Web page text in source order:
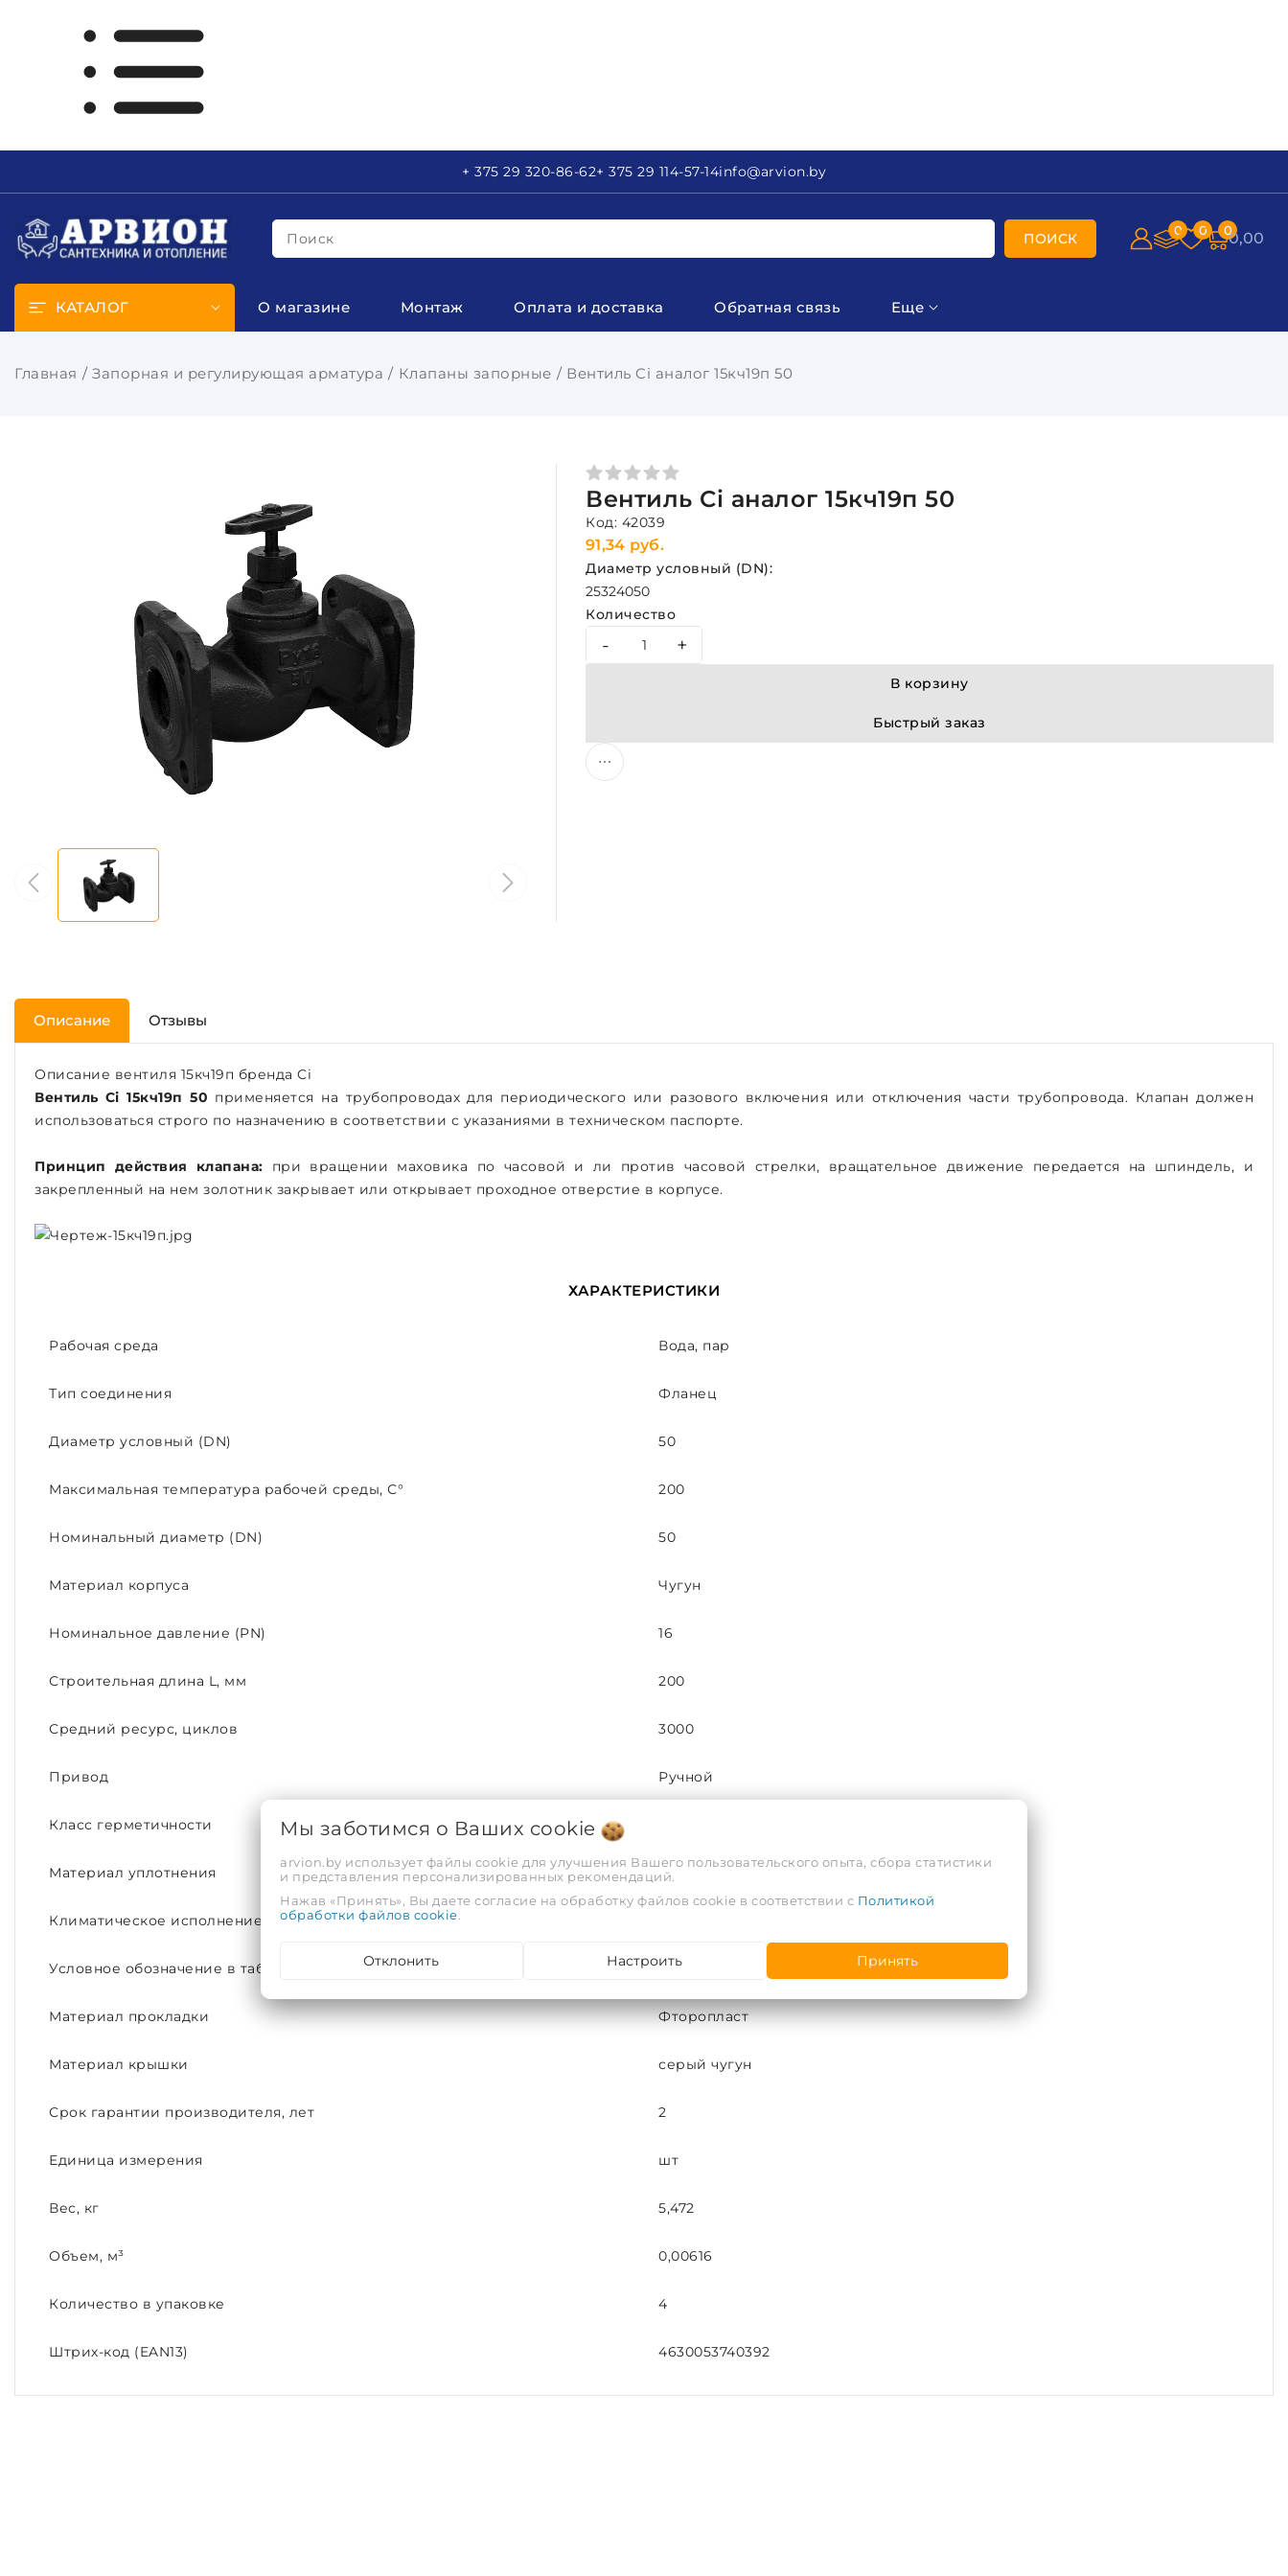
+ 375 29 320-86-62+ 375 29 114-57-14info@arvion.by
Поиск ПОИСК 0 0 00,00
КАТАЛОГ О магазине Монтаж Оплата и доставка Обратная связь Еще
Главная Запорная и регулирующая арматура Клапаны запорные Вентиль Ci аналог 15кч19п 50
Вентиль Ci аналог 15кч19п 50
Код: 42039
91,34 руб.
Диаметр условный (DN):
25324050
Количество
- +
В корзину
Быстрый заказ
Описание Отзывы
Описание вентиля 15кч19п бренда Ci
Вентиль Ci 15кч19п 50 применяется на трубопроводах для периодического или разового включения или отключения части трубопровода. Клапан должен
использоваться строго по назначению в соответствии с указаниями в техническом паспорте.
Принцип действия клапана: при вращении маховика по часовой и ли против часовой стрелки, вращательное движение передается на шпиндель, и
закрепленный на нем золотник закрывает или открывает проходное отверстие в корпусе.
ХАРАКТЕРИСТИКИ
Рабочая среда Вода, пар
Тип соединения Фланец
Диаметр условный (DN) 50
Максимальная температура рабочей среды, С° 200
Номинальный диаметр (DN) 50
Материал корпуса Чугун
Номинальное давление (PN) 16
Строительная длина L, мм 200
Средний ресурс, циклов 3000
Привод Ручной
Класс герметичности
Материал уплотнения Фторопласт
Климатическое исполнение
Условное обозначение в таблице фигур 15кч19п
Материал прокладки Фторопласт
Материал крышки серый чугун
Срок гарантии производителя, лет 2
Единица измерения шт
Вес, кг 5,472
Объем, м³ 0,00616
Количество в упаковке 4
Штрих-код (EAN13) 4630053740392
Мы заботимся о Ваших cookie
arvion.by использует файлы cookie для улучшения Вашего пользовательского опыта, сбора статистики
и представления персонализированных рекомендаций.
Нажав «Принять», Вы даете согласие на обработку файлов cookie в соответствии с Политикой
обработки файлов cookie.
Отклонить Настроить Принять